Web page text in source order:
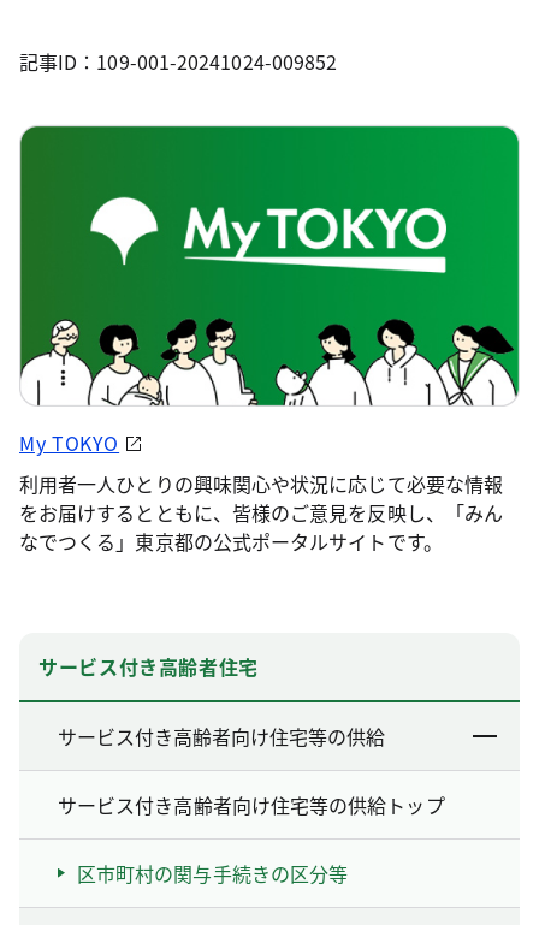
記事ID：109-001-20241024-009852
My TOKYO
利用者一人ひとりの興味関心や状況に応じて必要な情報
をお届けするとともに、皆様のご意見を反映し、「みん
なでつくる」東京都の公式ポータルサイトです。
サービス付き高齢者住宅
サービス付き高齢者向け住宅等の供給
サービス付き高齢者向け住宅等の供給トップ
区市町村の関与手続きの区分等